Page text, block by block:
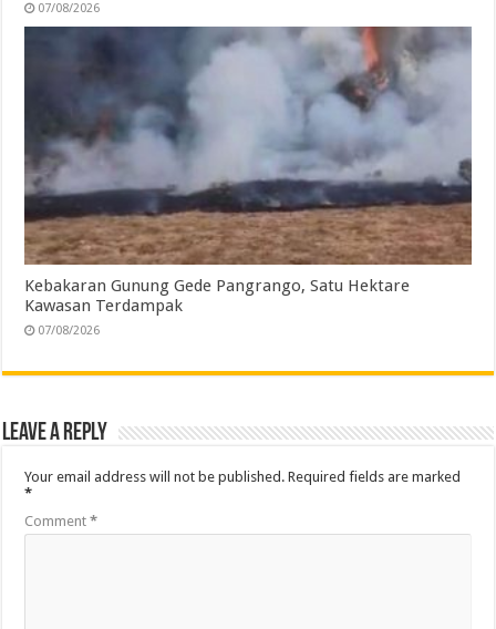
07/08/2026
Kebakaran Gunung Gede Pangrango, Satu Hektare
Kawasan Terdampak
07/08/2026
Leave a Reply
Your email address will not be published. Required fields are marked
*
Comment*